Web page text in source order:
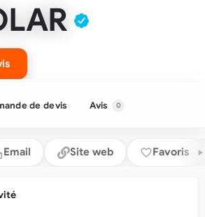
de devis Avis 0
Email Site web Favoris